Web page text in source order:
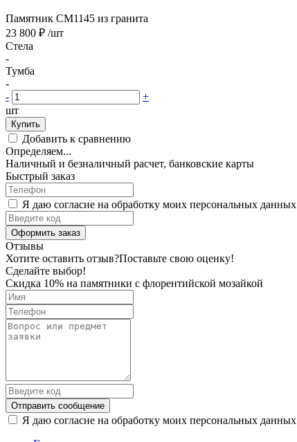
Памятник CM1145 из гранита
23 800 ₽ /шт
Стела
-
Тумба
-
-
+
шт
Купить
Добавить к сравнению
Определяем...
Наличный и безналичный расчет, банковские карты
Быстрый заказ
Я даю согласие на обработку моих персональных данных
Оформить заказ
Отзывы
Хотите оставить отзыв?Поставьте свою оценку!
Сделайте выбор!
Скидка 10% на памятники с флорентийской мозайкой
Отправить сообщение
Я даю согласие на обработку моих персональных данных